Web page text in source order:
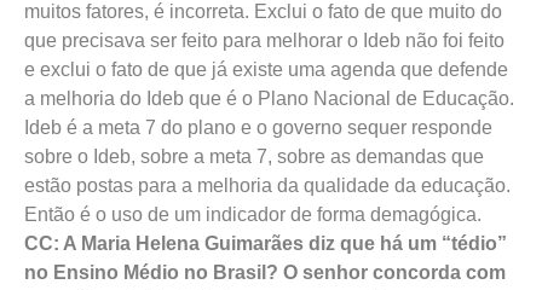
muitos fatores, é incorreta. Exclui o fato de que muito do
que precisava ser feito para melhorar o Ideb não foi feito
e exclui o fato de que já existe uma agenda que defende
a melhoria do Ideb que é o Plano Nacional de Educação.
Ideb é a meta 7 do plano e o governo sequer responde
sobre o Ideb, sobre a meta 7, sobre as demandas que
estão postas para a melhoria da qualidade da educação.
Então é o uso de um indicador de forma demagógica.
CC: A Maria Helena Guimarães diz que há um “tédio”
no Ensino Médio no Brasil? O senhor concorda com